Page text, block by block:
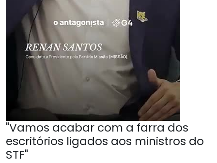
"Vamos acabar com a farra dos
escritórios ligados aos ministros do
STF"